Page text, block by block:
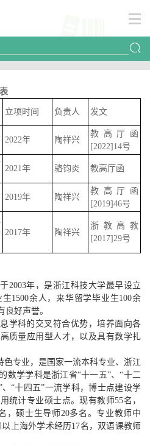
立项时间 负责人 发文
2022年 陶祥兴
教高厅函
[2022]14号
2021年 骆钧炎 教高厅函
2019年 陶祥兴
教高厅函
[2019]46号
2017年 陶祥兴
浙教高教
[2017]29号
2003年，是浙江科技大学最早设立
1500余人，来华留学毕业生100余
良好声誉。
学科的交叉符合优势，培养面向各
质量应用型人才，以及具有数学扎
色专业，是国家一流本科专业、浙江
数学学科是浙江省“十一五”、“十二
“十四五”一流学科，博士点建设学
统计专业硕士点。现有教师55名，
，硕士生导师20多名。专业教师中
上海外学术经历17名，双语课教师